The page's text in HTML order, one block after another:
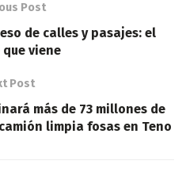
Post
de calles y pasajes: el
viene
Post
más de 73 millones de
limpia fosas en Teno